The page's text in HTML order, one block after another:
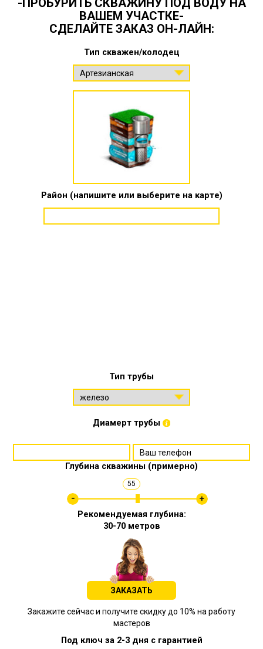
ВАШЕМ УЧАСТКЕ-
СДЕЛАЙТЕ ЗАКАЗ ОН-ЛАЙН:
Тип скважен/колодец
Район (напишите или выберите на карте)
Тип трубы
Диамерт трубы
Глубина скважины (примерно)
55
Рекомендуемая глубина:
30-70 метров
ЗАКАЗАТЬ
Закажите сейчас и получите скидку до 10% на работу
мастеров
Под ключ за 2-3 дня с гарантией